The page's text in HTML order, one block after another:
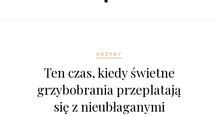
GRZYBY
Ten czas, kiedy świetne
grzybobrania przeplatają
się z nieubłaganymi